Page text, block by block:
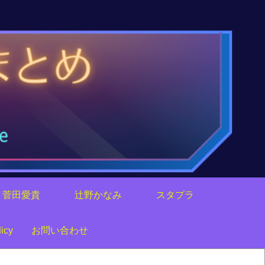
菅田愛貴 辻野かなみ スタプラ
お問い合わせ